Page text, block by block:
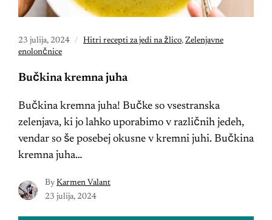
23 julija, 2024 Hitri recepti za jedi na žlico, Zelenjavne
enolončnice
Bučkina kremna juha
Bučkina kremna juha! Bučke so vsestranska
zelenjava, ki jo lahko uporabimo v različnih jedeh,
vendar so še posebej okusne v kremni juhi. Bučkina
kremna juha…
By Karmen Valant
23 julija, 2024